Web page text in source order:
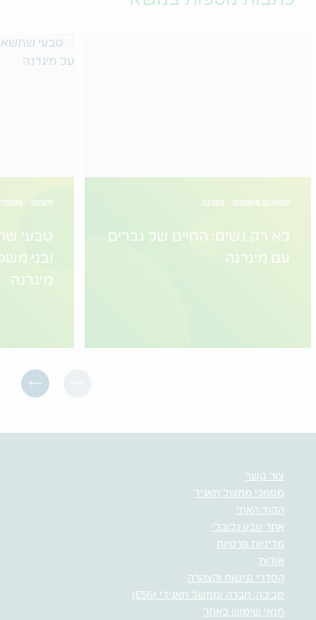
מטופלים משתפים מיגרנה
לא רק נשים: החיים של גברים
עם מיגרנה
מיגרנה
טבעי
ובני
מיגרנה
צור קשר
מסמכי ממשל תאגיד
הקוד האתי
אתר טבע גלובלי
מדיניות פרטיות
אודות
הסדרי נגישות והצהרה
סביבה, חברה וממשל תאגידי (ESG)
תנאי שימוש באתר